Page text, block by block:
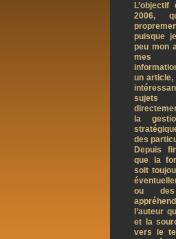
2006,
puisque
peu mon
mes
un article,
sujets
la
des
Depuis
que la
soit
ou
l’auteur
et la
vers le